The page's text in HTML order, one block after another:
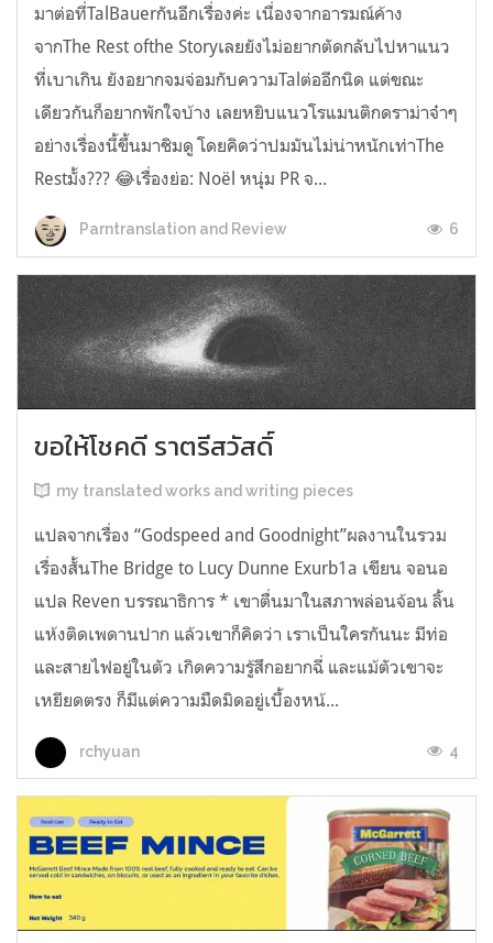
มาต่อที่TalBauerกันอีกเรื่องค่ะ เนื่องจากอารมณ์ค้าง
จากThe Rest ofthe Storyเลยยังไม่อยากตัดกลับไปหาแนว
ที่เบาเกิน ยังอยากจมจ่อมกับความTalต่ออีกนิด แต่ขณะ
เดียวกันก็อยากพักใจบ้าง เลยหยิบแนวโรแมนติกดราม่าจ๋าๆ
อย่างเรื่องนี้ขึ้นมาชิมดู โดยคิดว่าปมมันไม่น่าหนักเท่าThe
Restมั้ง??? 😂เรื่องย่อ: Noël หนุ่ม PR จ...
Parntranslation and Review 6
ขอให้โชคดี ราตรีสวัสดิ์
my translated works and writing pieces
แปลจากเรื่อง “Godspeed and Goodnight”ผลงานในรวม
เรื่องสั้นThe Bridge to Lucy Dunne Exurb1a เขียน จอนอ
แปล Reven บรรณาธิการ * เขาตื่นมาในสภาพล่อนจ้อน ลิ้น
แห้งติดเพดานปาก แล้วเขาก็คิดว่า เราเป็นใครกันนะ มีท่อ
และสายไฟอยู่ในตัว เกิดความรู้สึกอยากฉี่ และแม้ตัวเขาจะ
เหยียดตรง ก็มีแต่ความมืดมิดอยู่เบื้องหน้...
rchyuan 4